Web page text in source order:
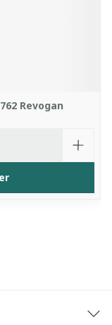
Revogan